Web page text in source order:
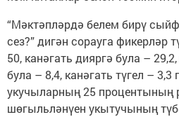
“Мәктәпләрдә белем бирү
сез?” дигән сорауга фикерләр
50, канәгать дияргә була –
була – 8,4, канәгать түгел –
укучыларның 25 процентының
шөгыльләнүен укытучының